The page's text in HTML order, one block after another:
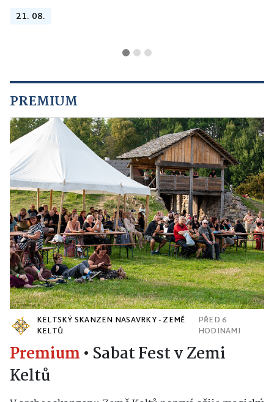
21. 08.
PREMIUM
KELTSKÝ SKANZEN NASAVRKY - ZEMĚ
KELTŮ
PŘED 6
HODINAMI
Premium • Sabat Fest v Zemi
Keltů